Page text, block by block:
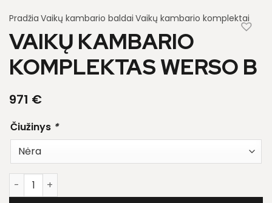
Pradžia Vaikų kambario baldai Vaikų kambario komplektai
VAIKŲ KAMBARIO
KOMPLEKTAS WERSO B
971 €
Čiužinys *
produkto kiekis: Vaikų kambario komplektas Werso B